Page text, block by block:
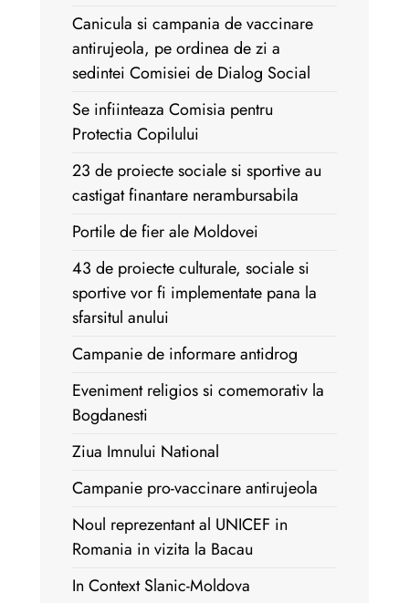
Canicula si campania de vaccinare
antirujeola, pe ordinea de zi a
sedintei Comisiei de Dialog Social
Se infiinteaza Comisia pentru
Protectia Copilului
23 de proiecte sociale si sportive au
castigat finantare nerambursabila
Portile de fier ale Moldovei
43 de proiecte culturale, sociale si
sportive vor fi implementate pana la
sfarsitul anului
Campanie de informare antidrog
Eveniment religios si comemorativ la
Bogdanesti
Ziua Imnului National
Campanie pro-vaccinare antirujeola
Noul reprezentant al UNICEF in
Romania in vizita la Bacau
In Context Slanic-Moldova